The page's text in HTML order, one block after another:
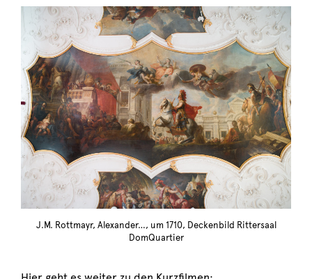
J.M. Rottmayr, Alexander…, um 1710, Deckenbild Rittersaal
DomQuartier